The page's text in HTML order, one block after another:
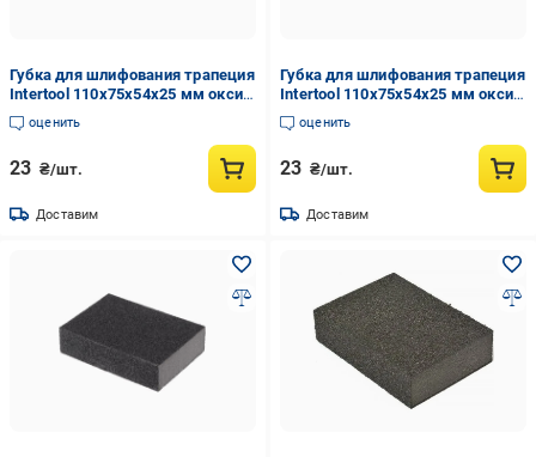
Губка для шлифования трапеция
Intertool 110х75х54х25 мм оксид
алюминия К60 (HT-0806)
оценить
23 ₴/шт.
Доставим
Губка для шлифования трапеция
Intertool 110х75х54х25 мм оксид
алюминия К120 (HT-0812)
оценить
23 ₴/шт.
Доставим